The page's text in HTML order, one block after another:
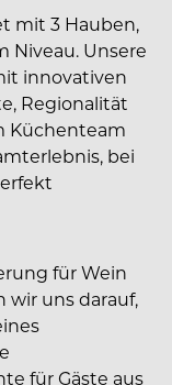
mit 3 Hauben,
Niveau. Unsere
innovativen
Regionalität
Küchenteam
bei
für Wein
uns darauf,
für Gäste aus